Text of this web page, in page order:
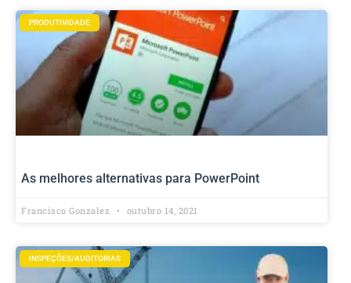
PRODUTIVIDADE
As melhores alternativas para PowerPoint
Francisco Gonzalez outubro 14, 2021
INSPEÇÕES/AUDITORIAS